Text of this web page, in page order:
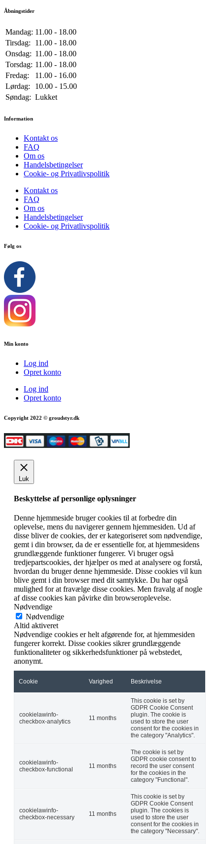
Åbningstider
Mandag: 11.00 - 18.00
Tirsdag:
11.00 - 18.00
Onsdag: 11.00 - 18.00
Torsdag: 11.00 - 18.00
Fredag:
11.00 - 16.00
Lørdag:
10.00 - 15.00
Søndag: Lukket
Information
Kontakt os
FAQ
Om os
Handelsbetingelser
Cookie- og Privatlivspolitik
Kontakt os
FAQ
Om os
Handelsbetingelser
Cookie- og Privatlivspolitik
Følg os
Min konto
Log ind
Opret konto
Log ind
Opret konto
Copyright 2022 © groudstyr.dk
Luk
Beskyttelse af personlige oplysninger
Denne hjemmeside bruger cookies til at forbedre din
oplevelse, mens du navigerer gennem hjemmesiden. Ud af
disse bliver de cookies, der er kategoriseret som nødvendige,
gemt i din browser, da de er essentielle for, at hjemmesidens
grundlæggende funktioner fungerer. Vi bruger også
tredjepartscookies, der hjælper os med at analysere og forstå,
hvordan du bruger denne hjemmeside. Disse cookies vil kun
blive gemt i din browser med dit samtykke. Du har også
mulighed for at fravælge disse cookies. Men fravalg af nogle
af disse cookies kan påvirke din browseroplevelse.
Nødvendige
Nødvendige
Altid aktiveret
Nødvendige cookies er helt afgørende for, at hjemmesiden
fungerer korrekt. Disse cookies sikrer grundlæggende
funktionaliteter og sikkerhedsfunktioner på webstedet,
anonymt.
Cookie Varighed Beskrivelse
cookielawinfo-
checkbox-analytics
11 months
This cookie is set by
GDPR Cookie Consent
plugin. The cookie is
used to store the user
consent for the cookies in
the category "Analytics".
cookielawinfo-
checkbox-functional
11 months
The cookie is set by
GDPR cookie consent to
record the user consent
for the cookies in the
category "Functional".
cookielawinfo-
checkbox-necessary
11 months
This cookie is set by
GDPR Cookie Consent
plugin. The cookies is
used to store the user
consent for the cookies in
the category "Necessary".